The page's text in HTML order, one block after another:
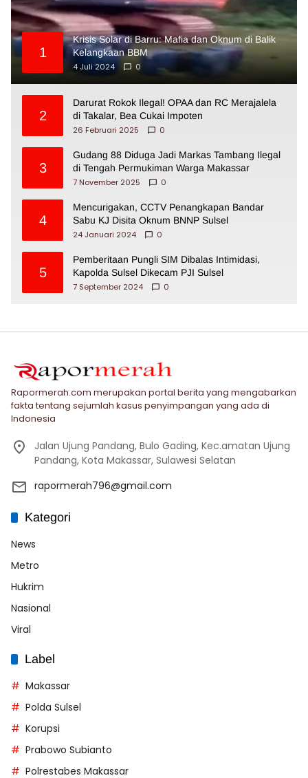
1
Krisis Solar di Barru: Mafia dan Oknum di Balik
Kelangkaan BBM
4 Juli 2024
0
2
Darurat Rokok Ilegal! OPAA dan RC Merajalela
di Takalar, Bea Cukai Impoten
26 Februari 2025
0
3
Gudang 88 Diduga Jadi Markas Tambang Ilegal
di Tengah Permukiman Warga Makassar
7 November 2025
0
4
Mencurigakan, CCTV Penangkapan Bandar
Sabu KJ Disita Oknum BNNP Sulsel
24 Januari 2024
0
5
Pemberitaan Pungli SIM Dibalas Intimidasi,
Kapolda Sulsel Dikecam PJI Sulsel
7 September 2024
0
Rapormerah.com merupakan portal berita yang mengabarkan
fakta tentang sejumlah kasus penyimpangan yang ada di
Indonesia
Jalan Ujung Pandang, Bulo Gading, Kec.amatan Ujung
Pandang, Kota Makassar, Sulawesi Selatan
rapormerah796@gmail.com
Kategori
News
Metro
Hukrim
Nasional
Viral
Label
Makassar
Polda Sulsel
Korupsi
Prabowo Subianto
Polrestabes Makassar